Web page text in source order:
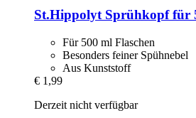
St.HippolytSprühkopf für
Für 500 ml Flaschen
Besonders feiner Spühnebel
Aus Kunststoff
€ 1,99
Derzeit nicht verfügbar